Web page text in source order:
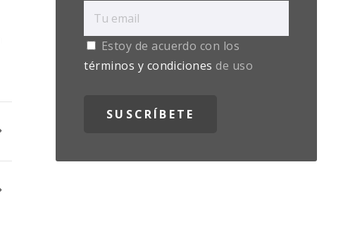
Estoy de acuerdo con los
términos y condiciones de uso